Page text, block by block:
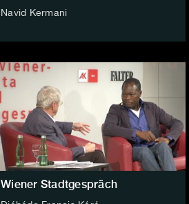
Navid Kermani
Wiener Stadtgespräch